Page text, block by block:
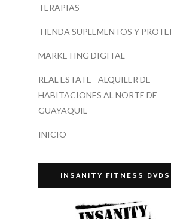
TERAPIAS
TIENDA SUPLEMENTOS Y
MARKETING DIGITAL
REAL ESTATE - ALQUILER DE
HABITACIONES AL NORTE DE
GUAYAQUIL
INICIO
INSANITY FITNESS DVDS